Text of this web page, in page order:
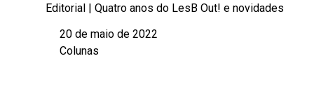
Editorial | Quatro anos do LesB Out! e novidades
Data
20 de maio de 2022
Em relação a
Colunas